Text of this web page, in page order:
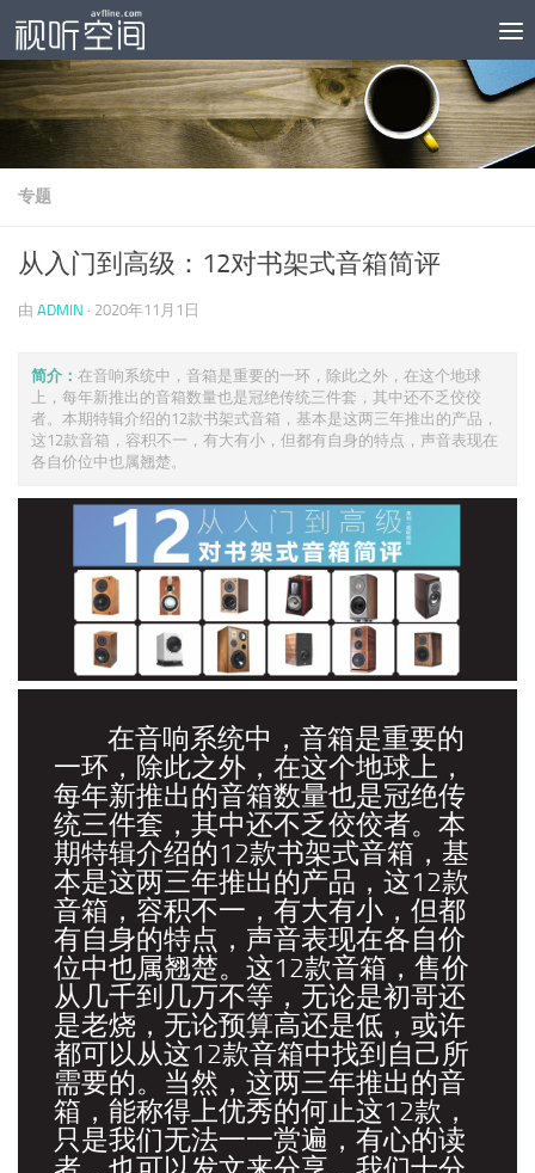
跳至内容
专题
从入门到高级：12对书架式音箱简评
由 ADMIN · 2020年11月1日
简介： 在音响系统中，音箱是重要的一环，除此之外，在这个地球
上，每年新推出的音箱数量也是冠绝传统三件套，其中还不乏佼佼
者。本期特辑介绍的12款书架式音箱，基本是这两三年推出的产品，
这12款音箱，容积不一，有大有小，但都有自身的特点，声音表现在
各自价位中也属翘楚。
在音响系统中，音箱是重要的
一环，除此之外，在这个地球上，
每年新推出的音箱数量也是冠绝传
统三件套，其中还不乏佼佼者。本
期特辑介绍的12款书架式音箱，基
本是这两三年推出的产品，这12款
音箱，容积不一，有大有小，但都
有自身的特点，声音表现在各自价
位中也属翘楚。这12款音箱，售价
从几千到几万不等，无论是初哥还
是老烧，无论预算高还是低，或许
都可以从这12款音箱中找到自己所
需要的。当然，这两三年推出的音
箱，能称得上优秀的何止这12款，
只是我们无法一一赏遍，有心的读